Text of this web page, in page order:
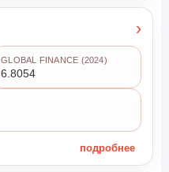
›
GLOBAL FINANCE (2024)
6.8054
подробнее